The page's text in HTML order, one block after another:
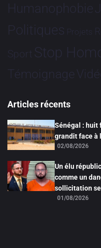
Humanophobie
Politiques Projets
Sport Stop
Témoignage
Articles récents
Sénégal : huit
grandit face à
02/08/2026
Un élu
comme un
sollicitation
01/08/2026